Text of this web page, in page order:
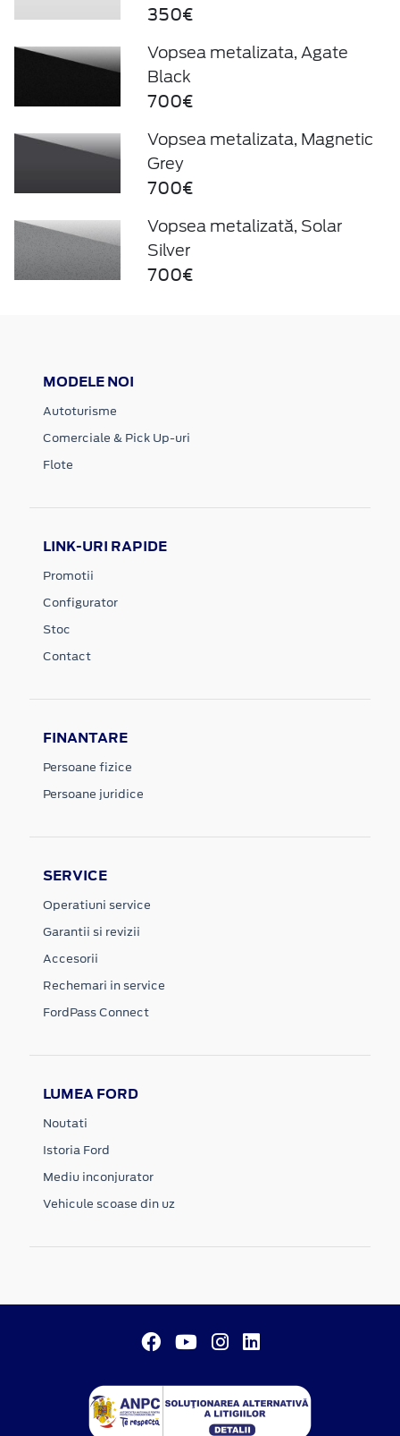
350€
Vopsea metalizata, Agate
Black
700€
Vopsea metalizata, Magnetic
Grey
700€
Vopsea metalizată, Solar
Silver
700€
MODELE NOI
Autoturisme
Comerciale & Pick Up-uri
Flote
LINK-URI RAPIDE
Promotii
Configurator
Stoc
Contact
FINANTARE
Persoane fizice
Persoane juridice
SERVICE
Operatiuni service
Garantii si revizii
Accesorii
Rechemari in service
FordPass Connect
LUMEA FORD
Noutati
Istoria Ford
Mediu inconjurator
Vehicule scoase din uz